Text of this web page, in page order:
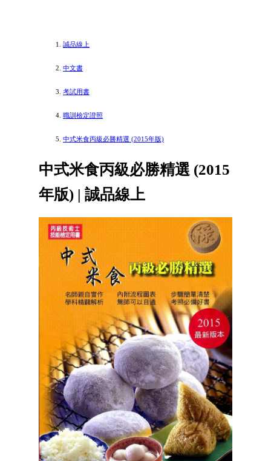
誠品線上
中文書
考試用書
職訓檢定證照
中式米食丙級必勝精選 (2015年版)
中式米食丙級必勝精選 (2015
年版) | 誠品線上